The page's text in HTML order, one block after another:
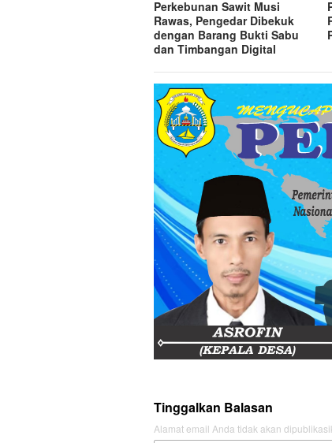
Perkebunan Sawit Musi
Rawas, Pengedar Dibekuk
dengan Barang Bukti Sabu
dan Timbangan Digital
Tinggalkan Balasan
Alamat email Anda tidak akan